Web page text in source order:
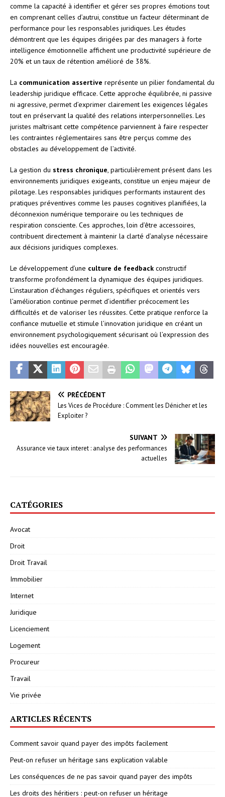
comme la capacité à identifier et gérer ses propres émotions tout
en comprenant celles d’autrui, constitue un facteur déterminant de
performance pour les responsables juridiques. Les études
démontrent que les équipes dirigées par des managers à forte
intelligence émotionnelle affichent une productivité supérieure de
20% et un taux de rétention amélioré de 38%.
La communication assertive représente un pilier fondamental du
leadership juridique efficace. Cette approche équilibrée, ni passive
ni agressive, permet d’exprimer clairement les exigences légales
tout en préservant la qualité des relations interpersonnelles. Les
juristes maîtrisant cette compétence parviennent à faire respecter
les contraintes réglementaires sans être perçus comme des
obstacles au développement de l’activité.
La gestion du stress chronique, particulièrement présent dans les
environnements juridiques exigeants, constitue un enjeu majeur de
pilotage. Les responsables juridiques performants instaurent des
pratiques préventives comme les pauses cognitives planifiées, la
déconnexion numérique temporaire ou les techniques de
respiration consciente. Ces approches, loin d’être accessoires,
contribuent directement à maintenir la clarté d’analyse nécessaire
aux décisions juridiques complexes.
Le développement d’une culture de feedback constructif
transforme profondément la dynamique des équipes juridiques.
L’instauration d’échanges réguliers, spécifiques et orientés vers
l’amélioration continue permet d’identifier précocement les
difficultés et de valoriser les réussites. Cette pratique renforce la
confiance mutuelle et stimule l’innovation juridique en créant un
environnement psychologiquement sécurisant où l’expression des
idées nouvelles est encouragée.
PRÉCÉDENT
Les Vices de Procédure : Comment les Dénicher et les
Exploiter ?
SUIVANT
Assurance vie taux interet : analyse des performances
actuelles
CATÉGORIES
Avocat
Droit
Droit Travail
Immobilier
Internet
Juridique
Licenciement
Logement
Procureur
Travail
Vie privée
ARTICLES RÉCENTS
Comment savoir quand payer des impôts facilement
Peut-on refuser un héritage sans explication valable
Les conséquences de ne pas savoir quand payer des impôts
Les droits des héritiers : peut-on refuser un héritage